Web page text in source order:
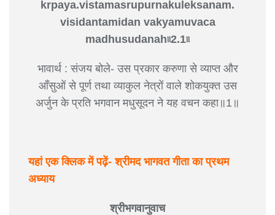
krpaya.vistamasrupurnakuleksanam.
visidantamidan vakyamuvaca
madhusudanah৷৷2.1৷৷
भावार्थ : संजय बोले- उस प्रकार करुणा से व्याप्त और
आँसुओं से पूर्ण तथा व्याकुल नेत्रों वाले शोकयुक्त उस
अर्जुन के प्रति भगवान मधुसूदन ने यह वचन कहा॥1॥
यहां एक क्लिक में पढ़ें- श्रीमद भागवत गीता का प्रथम
अध्याय
श्रीभगवानुवाच